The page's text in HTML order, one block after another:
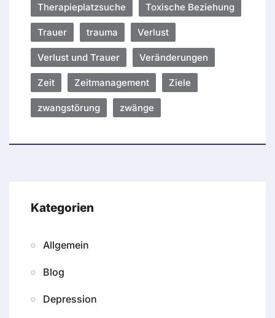
Therapieplatzsuche Toxische Beziehung
Trauer trauma Verlust
Verlust und Trauer Veränderungen
Zeit Zeitmanagement Ziele
zwangstörung zwänge
Kategorien
Allgemein
Blog
Depression